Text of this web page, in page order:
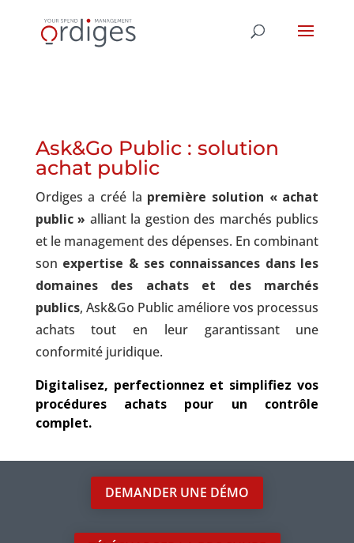
Ask&Go Public : solution
achat public
Ordiges a créé la première solution « achat
public » alliant la gestion des marchés publics
et le management des dépenses. En combinant
son expertise & ses connaissances dans les
domaines des achats et des marchés
publics, Ask&Go Public améliore vos processus
achats tout en leur garantissant une
conformité juridique.
Digitalisez, perfectionnez et simplifiez vos
procédures achats pour un contrôle
complet.
DEMANDER UNE DÉMO